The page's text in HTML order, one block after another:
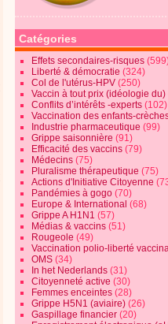
Catégories
Effets secondaires-risques
Liberté & démocratie (324)
Col de l'utérus-HPV (250)
Vaccin à tout prix (idéologie du)
Conflits d’intérêts -experts (102)
Vaccination des enfants-
Industrie pharmaceutique (99)
Grippe saisonnière (91)
Efficacité des vaccins (79)
Médecins (75)
Pluralisme thérapeutique (75)
Actions d'Initiative Citoyenne
Pandémies à gogo (70)
Europe & International (68)
Grippe A H1N1 (57)
Médias & vaccins (51)
Rougeole (49)
Vaccination polio-liberté
OMS (34)
In het Nederlands (31)
Citoyenneté active (30)
Femmes enceintes (28)
Grippe H5N1 (aviaire) (26)
Gaspillage financier (20)